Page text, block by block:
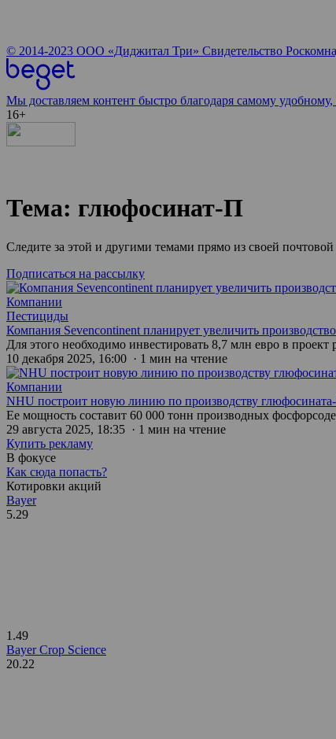
© 2014-2023 ООО «Диджитал Три» Свидетельство
Мы доставляем контент быстро благодаря самому
16+
Тема: глюфосинат-П
Следите за этой и другими темами прямо из своей
Подписаться на рассылку
Компании
Пестициды
Компания Sevencontinent планирует увеличить
Для этого необходимо инвестировать 8,7 млн евро в
10 декабря 2025, 16:00 · 1 мин на чтение
Компании
NHU построит новую линию по производству
Ее мощность составит 60 000 тонн производных
29 августа 2025, 18:35 · 1 мин на чтение
Купить рекламу
В фокусе
Как сюда попасть?
Котировки акций
Bayer
5.29
1.49
Bayer Crop Science
20.22